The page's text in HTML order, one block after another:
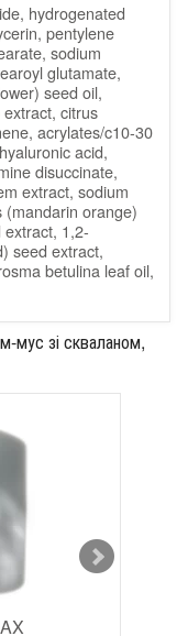
hydrogenated
pentylene
sodium
glutamate,
seed oil,
citrus
acrylates/c10-30
acid,
disuccinate,
extract, sodium
(mandarin orange)
1,2-
seed extract,
betulina leaf oil,
мус зі скваланом,